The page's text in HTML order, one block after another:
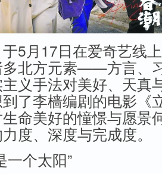
月17日在爱奇艺线
多北方元素——方言、
义手法对美好、天真
了李樯编剧的电影《
命美好的憧憬与愿景
度、深度与完成度。
个太阳”